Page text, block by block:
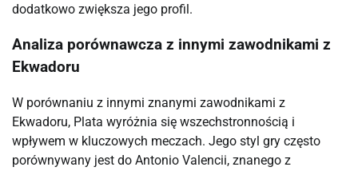
dodatkowo zwiększa jego profil.
Analiza porównawcza z innymi zawodnikami z
Ekwadoru
W porównaniu z innymi znanymi zawodnikami z
Ekwadoru, Plata wyróżnia się wszechstronnością i
wpływem w kluczowych meczach. Jego styl gry często
porównywany jest do Antonio Valencii, znanego z